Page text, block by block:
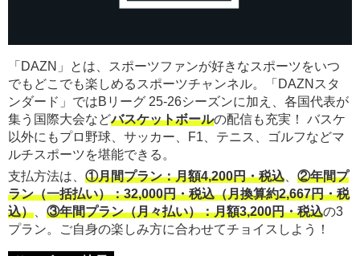
「DAZN」とは、スポーツファンが好きなスポーツをいつ
でもどこでも楽しめるスポーツチャンネル。「DAZNスタ
ンダード」ではBリーグ 25-26シーズンに加え、各国代表が
集う国際大会などバスケットボールの配信も充実！ バスケ
以外にもプロ野球、サッカー、F1、テニス、ゴルフなどマ
ルチスポーツを堪能できる。
支払方法は、 ①月間プラン：月額4,200円・税込、 ②年間プ
ラン（一括払い）：32,000円・税込（月換算約2,667円・税
込）、 ③年間プラン（月々払い）：月額3,200円・税込の3
プラン。ご自身の楽しみ方に合わせてチョイスしよう！